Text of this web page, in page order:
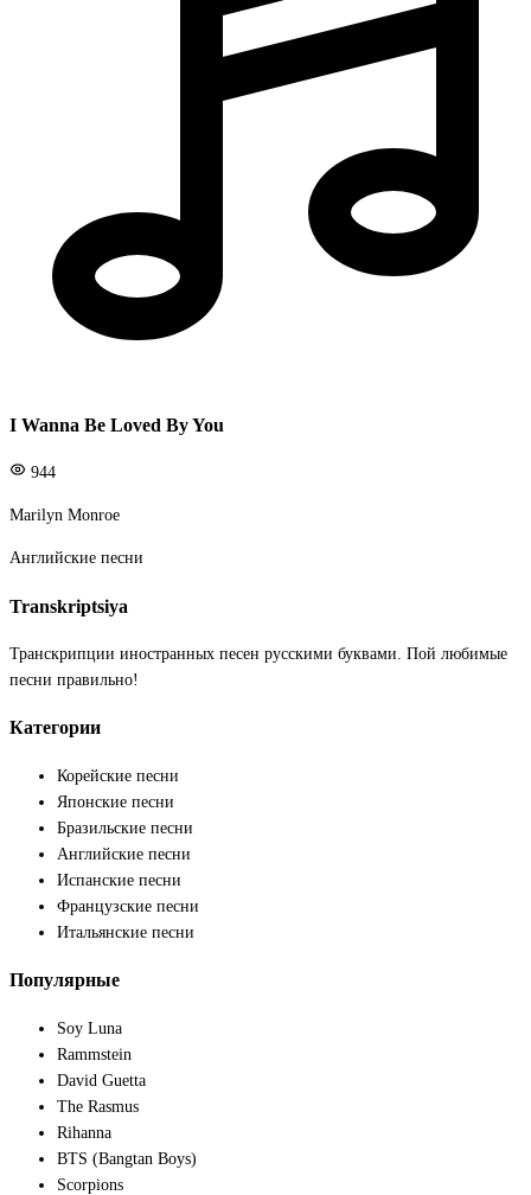
I Wanna Be Loved By You
944
Marilyn Monroe
Английские песни
Transkriptsiya
Транскрипции иностранных песен русскими буквами. Пой любимые
песни правильно!
Категории
Корейские песни
Японские песни
Бразильские песни
Английские песни
Испанские песни
Французские песни
Итальянские песни
Популярные
Soy Luna
Rammstein
David Guetta
The Rasmus
Rihanna
BTS (Bangtan Boys)
Scorpions